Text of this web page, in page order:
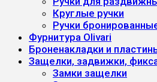
Круглые ручки
Ручки
Фурнитура Olivari
Броненакладки и
Защелки, задвижки,
Замки защелки